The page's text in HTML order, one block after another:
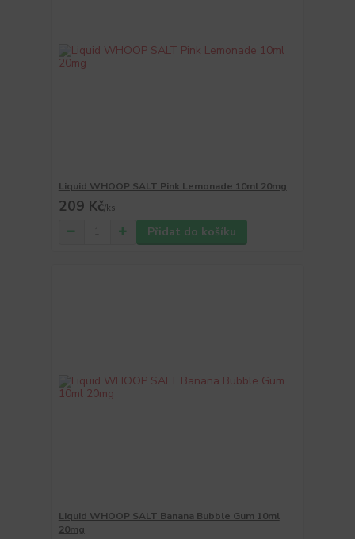
Liquid WHOOP SALT Pink Lemonade 10ml 20mg
209 Kč/ks
Přidat do košíku
Liquid WHOOP SALT Banana Bubble Gum 10ml
20mg